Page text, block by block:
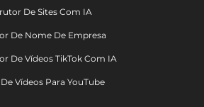
De Sites Com IA
De Nome De Empresa
De Vídeos TikTok Com IA
Vídeos Para YouTube